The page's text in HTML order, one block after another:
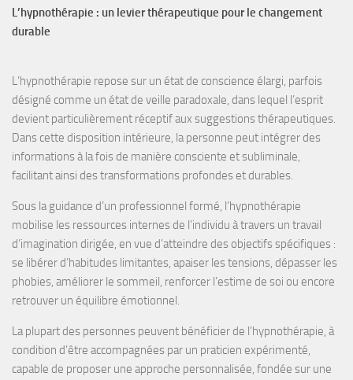
L’hypnothérapie : un levier thérapeutique pour le changement
durable
L’hypnothérapie repose sur un état de conscience élargi, parfois
désigné comme un état de veille paradoxale, dans lequel l’esprit
devient particulièrement réceptif aux suggestionsthérapeutiques.
Dans cette disposition intérieure, la personne peut intégrer des
informations à la fois de manière consciente et subliminale,
facilitant ainsi des transformations profondes et durables.
Sous la guidance d’un professionnel formé, l’hypnothérapie
mobilise les ressources internes de l’individu à travers un travail
d’imagination dirigée, en vue d’atteindre des objectifs spécifiques :
se libérer d’habitudes limitantes, apaiser les tensions, dépasser les
phobies, améliorer le sommeil, renforcer l’estime de soi ou encore
retrouver un équilibre émotionnel.
La plupart des personnes peuvent bénéficier de l’hypnothérapie, à
condition d’être accompagnées par un praticien expérimenté,
capable de proposer une approche personnalisée, fondée sur une